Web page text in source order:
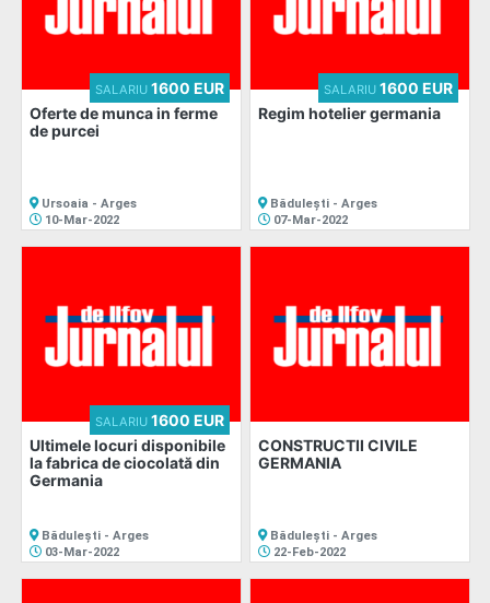
Oferte de munca in ferme
de purcei
SALARIU1600 EUR
Ursoaia - Arges
10-Mar-2022
Regim hotelier germania
SALARIU1600 EUR
Bădulești - Arges
07-Mar-2022
Ultimele locuri disponibile
la fabrica de ciocolată din
Germania
SALARIU1600 EUR
Bădulești - Arges
03-Mar-2022
CONSTRUCTII CIVILE
GERMANIA
Bădulești - Arges
22-Feb-2022